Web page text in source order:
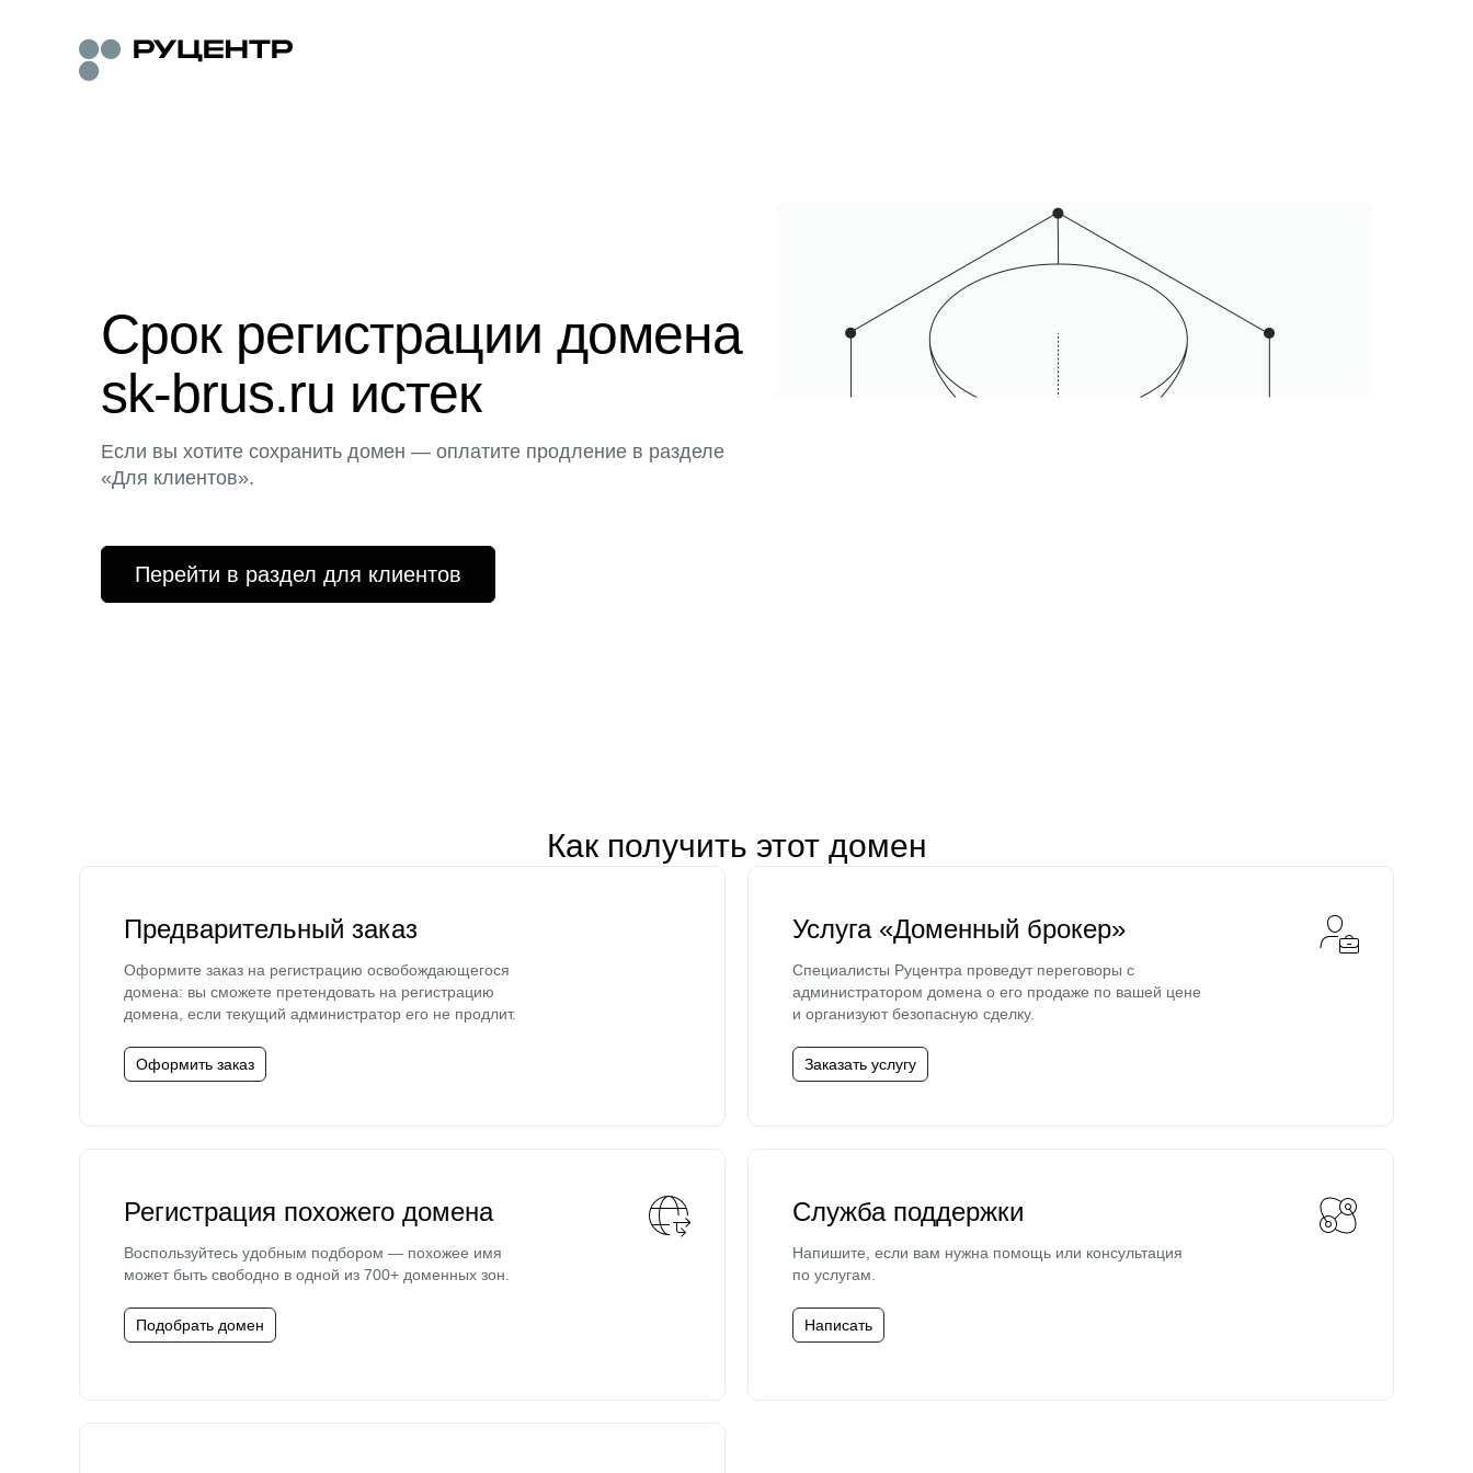
Срок регистрации домена
sk-brus.ru истек
Если вы хотите сохранить домен — оплатите продление в разделе
«Для клиентов».
Перейти в раздел для клиентов
Как получить этот домен
Предварительный заказ
Оформите заказ на регистрацию освобождающегося
домена: вы сможете претендовать на регистрацию
домена, если текущий администратор его не продлит.
Оформить заказ
Услуга «Доменный брокер»
Специалисты Руцентра проведут переговоры с
администратором домена о его продаже по вашей цене
и организуют безопасную сделку.
Заказать услугу
Регистрация похожего домена
Воспользуйтесь удобным подбором — похожее имя
может быть свободно в одной из 700+ доменных зон.
Подобрать домен
Служба поддержки
Напишите, если вам нужна помощь или консультация
по услугам.
Написать